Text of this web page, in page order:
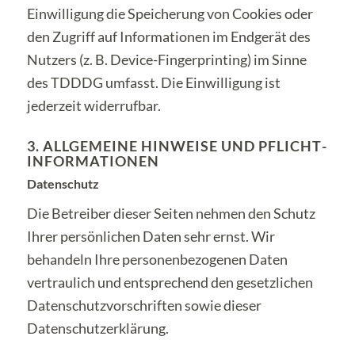
Einwilligung die Speicherung von Cookies oder
den Zugriff auf Informationen im Endgerät des
Nutzers (z. B. Device-Fingerprinting) im Sinne
des TDDDG umfasst. Die Einwilligung ist
jederzeit widerrufbar.
3. ALLGEMEINE HINWEISE UND PFLICHT­
INFORMATIONEN
Datenschutz
Die Betreiber dieser Seiten nehmen den Schutz
Ihrer persönlichen Daten sehr ernst. Wir
behandeln Ihre personenbezogenen Daten
vertraulich und entsprechend den gesetzlichen
Datenschutzvorschriften sowie dieser
Datenschutzerklärung.